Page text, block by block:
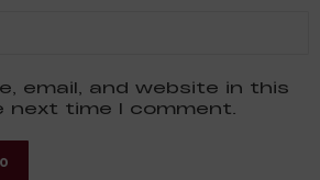
email, and website in this
next time I comment.